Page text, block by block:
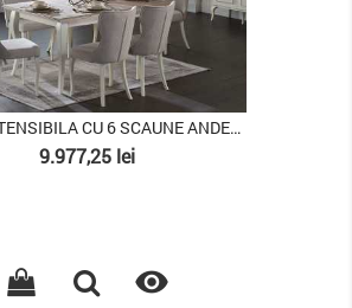
MASA EXTENSIBILA CU 6 SCAUNE ANDERA
Pret
9.977,25 lei
